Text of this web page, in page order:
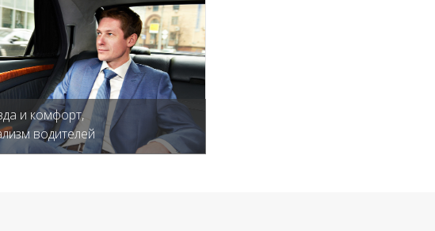
и комфорт,
водителей